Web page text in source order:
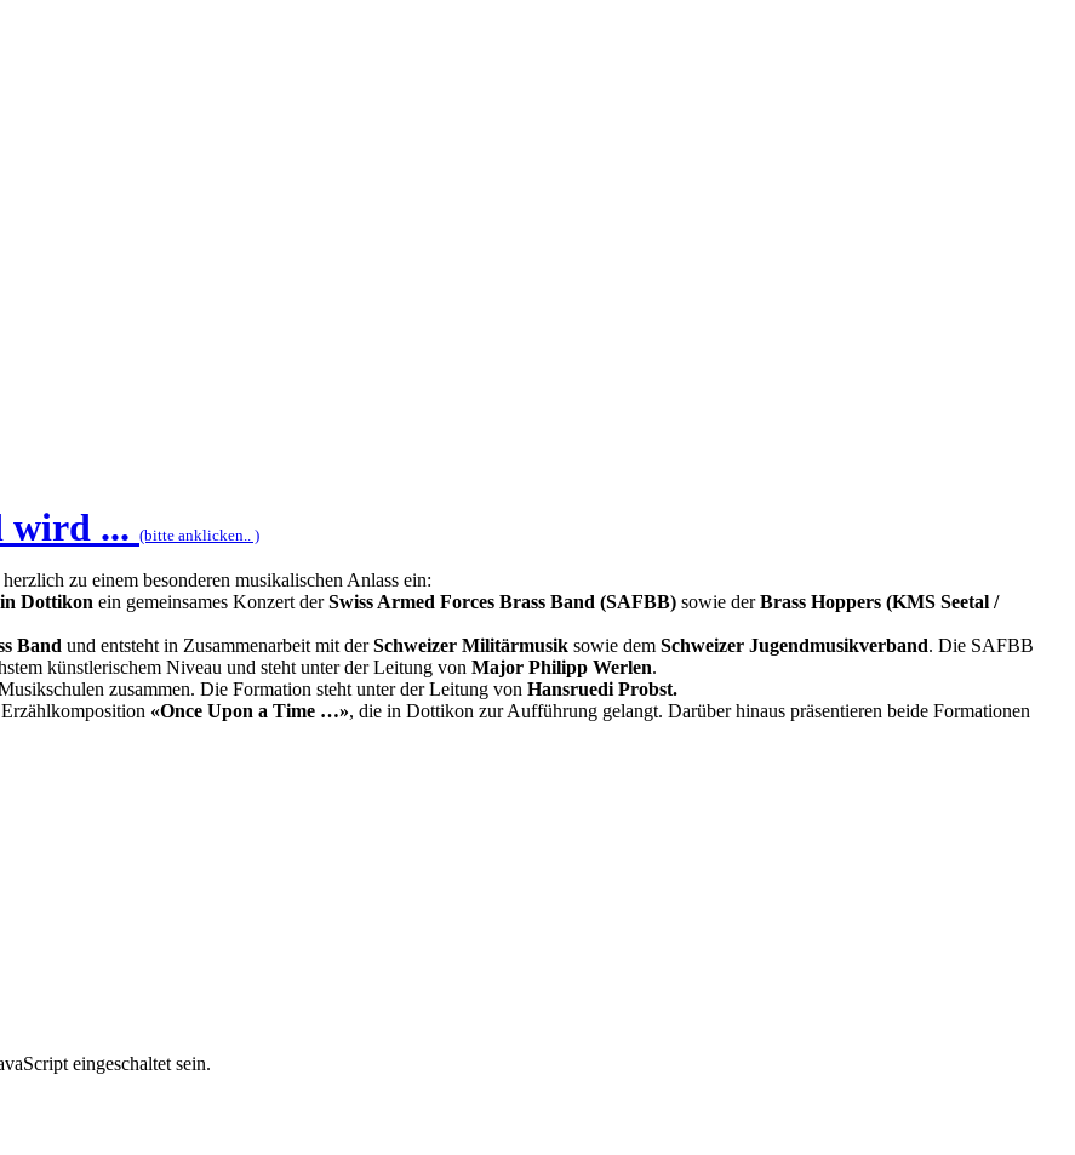
wird ... (bitte anklicken.. )
zu einem besonderen musikalischen Anlass ein:
Dottikon ein gemeinsames Konzert derSwiss Armed Forces Brass Band (SAFBB) sowie derBrass Hoppers (KMS Seetal /
Band und entsteht in Zusammenarbeit mit derSchweizer Militärmusik sowie dem Schweizer Jugendmusikverband. Die SAFBB
künstlerischem Niveau und steht unter der Leitung von Major Philipp Werlen.
zusammen. Die Formation steht unter der Leitung von Hansruedi Probst.
«Once Upon a Time …», die in Dottikon zur Aufführung gelangt. Darüber hinaus präsentieren beide Formationen
eingeschaltet sein.